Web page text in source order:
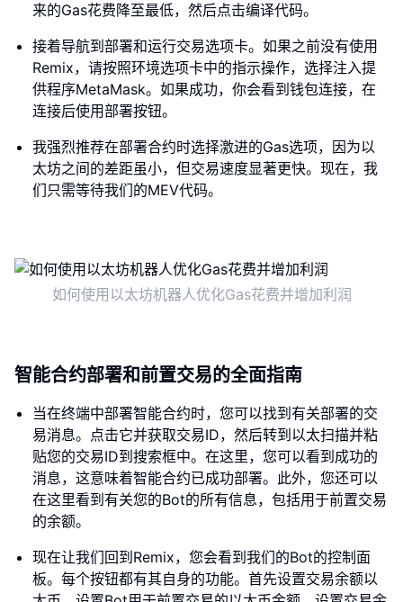
来的Gas花费降至最低，然后点击编译代码。
接着导航到部署和运行交易选项卡。如果之前没有使用
Remix，请按照环境选项卡中的指示操作，选择注入提
供程序MetaMask。如果成功，你会看到钱包连接，在
连接后使用部署按钮。
我强烈推荐在部署合约时选择激进的Gas选项，因为以
太坊之间的差距虽小，但交易速度显著更快。现在，我
们只需等待我们的MEV代码。
如何使用以太坊机器人优化Gas花费并增加利润
智能合约部署和前置交易的全面指南
当在终端中部署智能合约时，您可以找到有关部署的交
易消息。点击它并获取交易ID，然后转到以太扫描并粘
贴您的交易ID到搜索框中。在这里，您可以看到成功的
消息，这意味着智能合约已成功部署。此外，您还可以
在这里看到有关您的Bot的所有信息，包括用于前置交易
的余额。
现在让我们回到Remix，您会看到我们的Bot的控制面
板。每个按钮都有其自身的功能。首先设置交易余额以